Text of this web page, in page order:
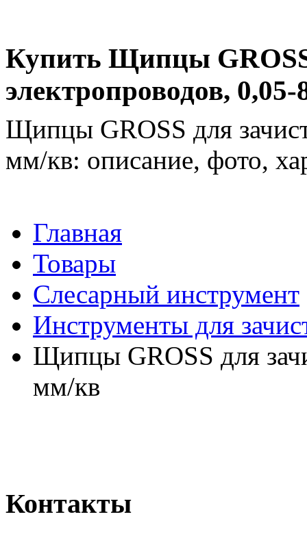
Купить Щипцы
электропроводов,
Щипцы GROSS для
мм/кв: описание, фото,
Главная
Товары
Слесарный инструмент
Инструменты для
Щипцы GROSS для
мм/кв
Контакты